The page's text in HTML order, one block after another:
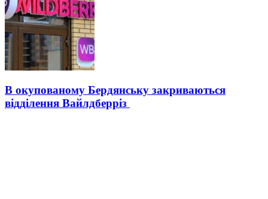
В окупованому Бердянську закриваються
відділення Вайлдберріз